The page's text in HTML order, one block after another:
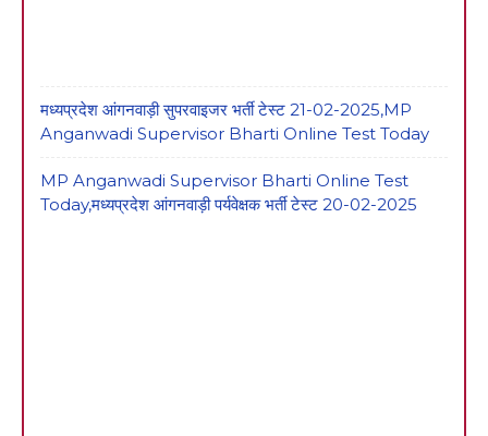
मध्यप्रदेश आंगनवाड़ी सुपरवाइजर भर्ती टेस्ट 21-02-2025,MP
Anganwadi Supervisor Bharti Online Test Today
MP Anganwadi Supervisor Bharti Online Test
Today,मध्यप्रदेश आंगनवाड़ी पर्यवेक्षक भर्ती टेस्ट 20-02-2025